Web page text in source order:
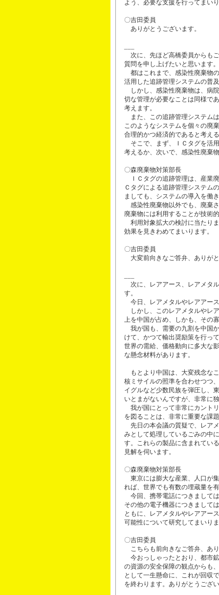
よう、必要な支援を行ってまい
〇吉田委員
ありがとうございます。
次に、先ほど高橋委員からも
質問を申し上げたいと思います。
都はこれまで、感染性廃棄物
活用した追跡管理システムの普
しかし、感染性廃棄物は、病
切な管理が必要なことは同様で
考えます。
また、この追跡管理システム
このようなシステムを個々の廃
合理的かつ経済的であると考え
そこで、まず、ＩＣタグを活
考えるか、次いで、感染性廃棄
〇森廃棄物対策部長
ＩＣタグの追跡管理は、産業
Ｃタグによる追跡管理システム
ましても、システムの導入を働
感染性廃棄物以外でも、廃棄
廃棄物には利用することが技術
利用対象拡大の検討に当たり
効果を見きわめてまいります。
〇吉田委員
大変前向きなご答弁、ありが
次に、レアアース、レアメタ
す。
今日、レアメタルやレアアー
しかし、このレアメタルやレ
上を中国が占め、しかも、その
我が国も、需要の九割を中国
けて、かつて輸出奨励策を行っ
世界の需給、価格動向に多大な
な懸念材料があります。
もとより中国は、大変残念な
核ミサイルの照準を合わせつつ
イグルなど少数民族を弾圧し、
いとまがないんですが、非常に
我が国にとって非常にカント
を図ることは、非常に重要な課
先日の本会議の質疑で、レア
みとして処理しているごみの中
す。これらの製品に含まれてい
見解を伺います。
〇森廃棄物対策部長
東京には膨大な産業、人口が
れば、世界でも有数の埋蔵量を
今回、携帯電話につきまして
その他の電子機器につきまして
ともに、レアメタルやレアアー
可能性について研究してまいり
〇吉田委員
こちらも前向きなご答弁、あ
今おっしゃったとおり、都市
の資源の安全保障の観点からも
として一生懸命に、これが回収
を終わります。ありがとうござ